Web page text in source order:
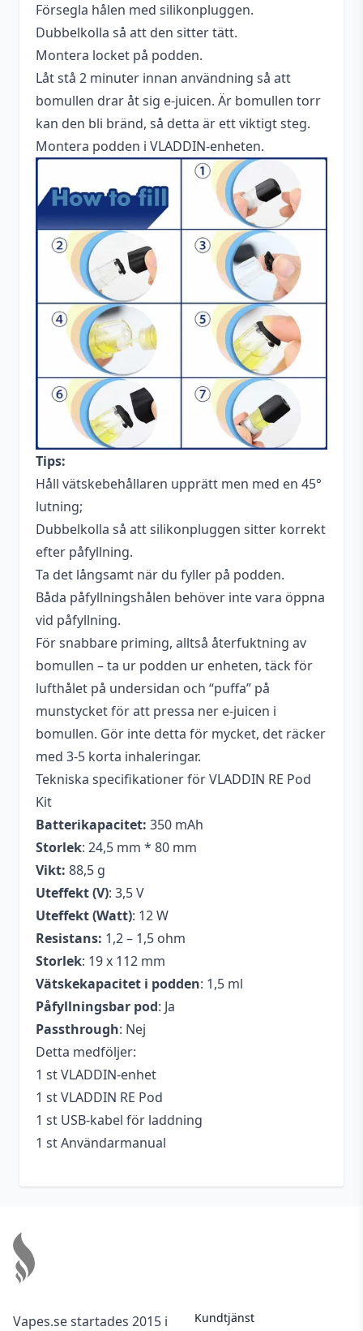
Försegla hålen med silikonpluggen.
Dubbelkolla så att den sitter tätt.
Montera locket på podden.
Låt stå 2 minuter innan användning så att
bomullen drar åt sig e-juicen. Är bomullen torr
kan den bli bränd, så detta är ett viktigt steg.
Montera podden i VLADDIN-enheten.
Tips:
Håll vätskebehållaren upprätt men med en 45°
lutning;
Dubbelkolla så att silikonpluggen sitter korrekt
efter påfyllning.
Ta det långsamt när du fyller på podden.
Båda påfyllningshålen behöver inte vara öppna
vid påfyllning.
För snabbare priming, alltså återfuktning av
bomullen – ta ur podden ur enheten, täck för
lufthålet på undersidan och “puffa” på
munstycket för att pressa ner e-juicen i
bomullen. Gör inte detta för mycket, det räcker
med 3-5 korta inhaleringar.
Tekniska specifikationer för VLADDIN RE Pod
Kit
Batterikapacitet: 350 mAh
Storlek: 24,5 mm * 80 mm
Vikt: 88,5 g
Uteffekt (V): 3,5 V
Uteffekt (Watt): 12 W
Resistans: 1,2 – 1,5 ohm
Storlek: 19 x 112 mm
Vätskekapacitet i podden: 1,5 ml
Påfyllningsbar pod: Ja
Passthrough: Nej
Detta medföljer:
1 st VLADDIN-enhet
1 st VLADDIN RE Pod
1 st USB-kabel för laddning
1 st Användarmanual
Vapes.se startades 2015 i
Kundtjänst